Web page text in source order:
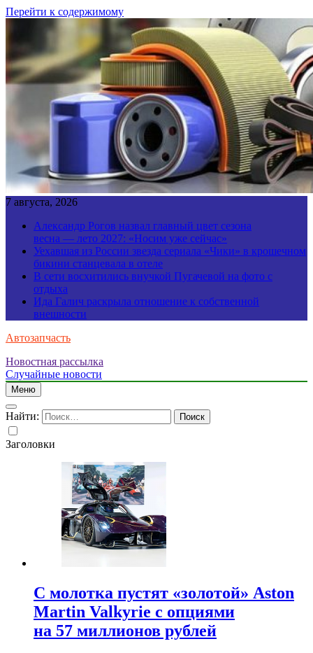
Перейти к содержимому
7 августа, 2026
Александр Рогов назвал главный цвет сезона
весна — лето 2027: «Носим уже сейчас»
Уехавшая из России звезда сериала «Чики» в крошечном
бикини станцевала в отеле
В сети восхитились внучкой Пугачевой на фото с
отдыха
Ида Галич раскрыла отношение к собственной
внешности
Автозапчасть
Новостная рассылка
Случайные новости
Меню
Найти:
Заголовки
С молотка пустят «золотой» Aston
Martin Valkyrie с опциями
на 57 миллионов рублей